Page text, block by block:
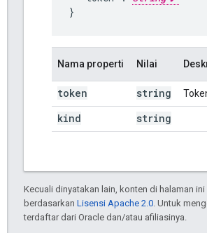
}
Nama properti Nilai
token string
kind string
Kecuali dinyatakan lain, konten di halaman
berdasarkan Lisensi Apache 2.0 . Untuk
terdaftar dari Oracle dan/atau afiliasinya.